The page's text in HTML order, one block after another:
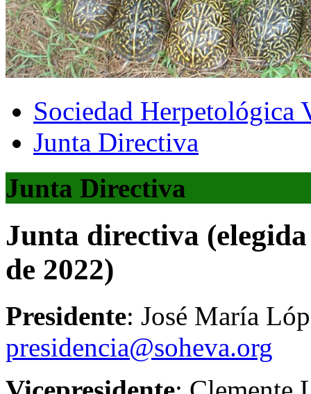
Sociedad Herpetológica
Junta Directiva
Junta Directiva
Junta directiva
de 2022)
Presidente: José María
presidencia@soheva.org